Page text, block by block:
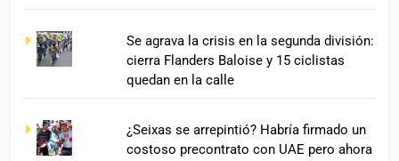
Se agrava la crisis en la segunda división:
cierra Flanders Baloise y 15 ciclistas
quedan en la calle
¿Seixas se arrepintió? Habría firmado un
costoso precontrato con UAE pero ahora